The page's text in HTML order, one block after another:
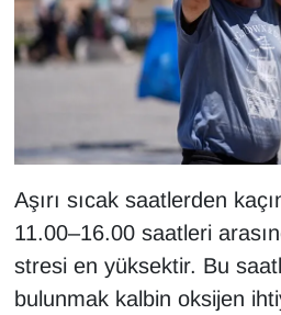
Aşırı sıcak saatlerden
11.00–16.00 saatleri
stresi en yüksektir. Bu
bulunmak kalbin oksijen